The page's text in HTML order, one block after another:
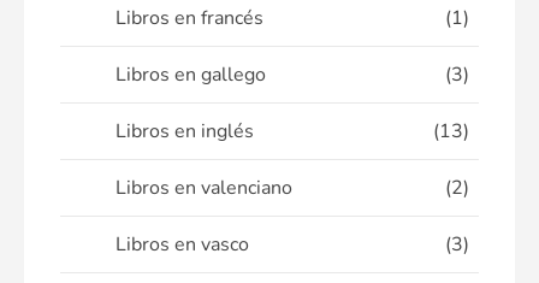
Libros en francés (1)
Libros en gallego (3)
Libros en inglés (13)
Libros en valenciano (2)
Libros en vasco (3)